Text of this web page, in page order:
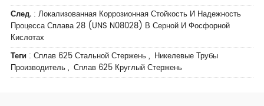
След.: Локализованная Коррозионная Стойкость И Надежность
Процесса Сплава 28 (UNS N08028) В Серной И Фосфорной
Кислотах
Теги : Сплав 625 Стальной Стержень, Никелевые Трубы
Производитель, Сплав 625 Круглый Стержень